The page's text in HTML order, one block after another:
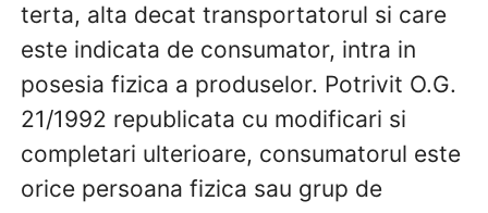
terta, alta decat transportatorul si care
este indicata de consumator, intra in
posesia fizica a produselor. Potrivit O.G.
21/1992 republicata cu modificari si
completari ulterioare, consumatorul este
orice persoana fizica sau grup de